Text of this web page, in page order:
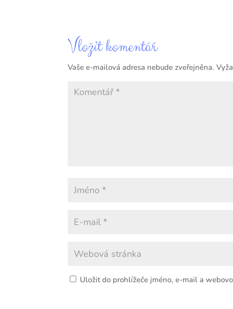
Vložit komentář
Vaše e-mailová adresa nebude zveřejněna.
Uložit do prohlížeče jméno, e-mail a